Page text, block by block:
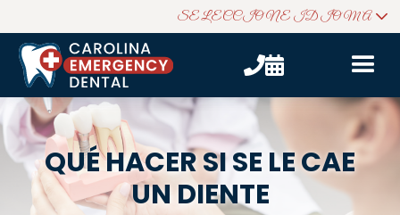
SELECCIONE IDIOMA

QUÉ HACER SI SE LE CAE
UN DIENTE